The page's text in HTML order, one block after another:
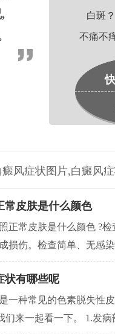
白斑
不痛不
癜风症状图片,白癜风症
常皮肤是什么颜色
正常皮肤是什么颜色 ?
损伤。检查简单、无感
状有哪些呢
一种常见的色素脱失性
们来一起看一下。 1.发